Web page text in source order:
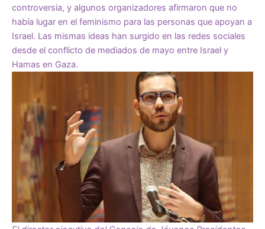
controversia, y algunos organizadores afirmaron que no
había lugar en el feminismo para las personas que apoyan a
Israel. Las mismas ideas han surgido en las redes sociales
desde el conflicto de mediados de mayo entre Israel y
Hamas en Gaza.